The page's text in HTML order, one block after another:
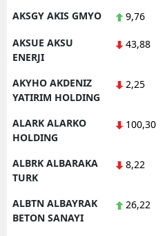
AKSGY AKIS GMYO 9,76
AKSUE AKSU
ENERJI
43,88
AKYHO AKDENIZ
YATIRIM HOLDING
2,25
ALARK ALARKO
HOLDING
100,30
ALBRK ALBARAKA
TURK
8,22
ALBTN ALBAYRAK
BETON SANAYI
26,22